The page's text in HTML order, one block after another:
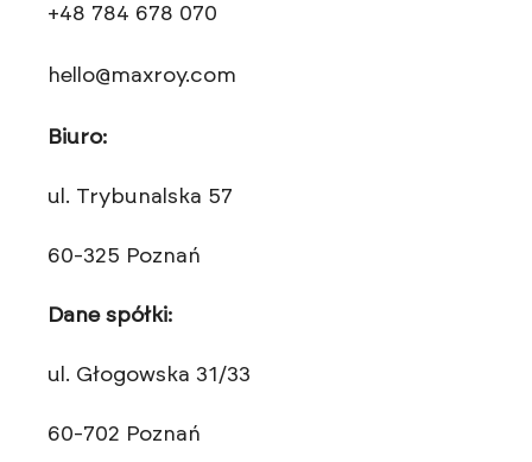
+48 784 678 070
hello@maxroy.com
Biuro:
ul. Trybunalska 57
60-325 Poznań
Dane spółki:
ul. Głogowska 31/33
60-702 Poznań